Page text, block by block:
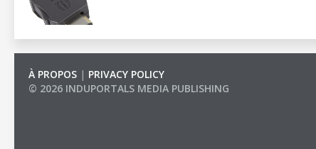
À PROPOS | PRIVACY POLICY
© 2026 INDUPORTALS MEDIA PUBLISHING